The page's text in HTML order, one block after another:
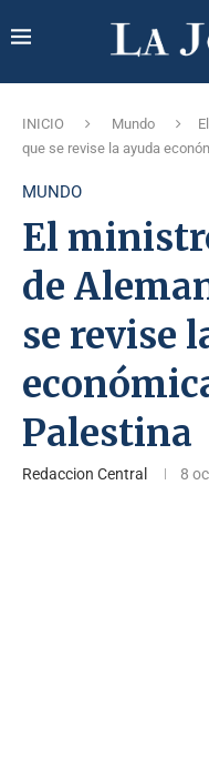
INICIO Mundo
que se revise la ayuda
MUNDO
El
de
se revise
Palestina
Redaccion Central 8